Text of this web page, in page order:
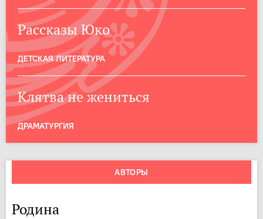
Рассказы Юко
ДЕТСКАЯ ЛИТЕРАТУРА
Клятва не жениться
ДРАМАТУРГИЯ
АВТОРЫ
Родина